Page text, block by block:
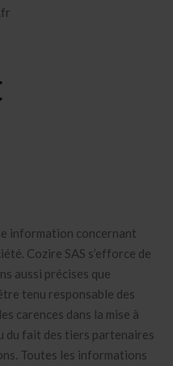
information concernant
Cozire SAS s’efforce de
aussi précises que
tenu responsable des
carences dans la mise à
du fait des tiers partenaires
Toutes les informations